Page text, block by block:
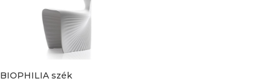
BIOPHILIA szék